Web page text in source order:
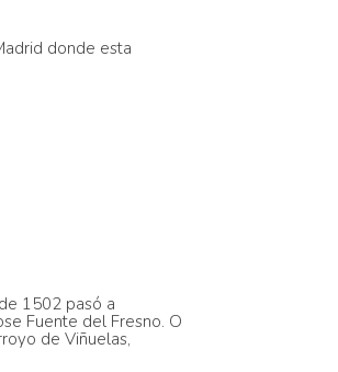
donde esta
1502 pasó a
Fuente del Fresno. O
de Viñuelas,